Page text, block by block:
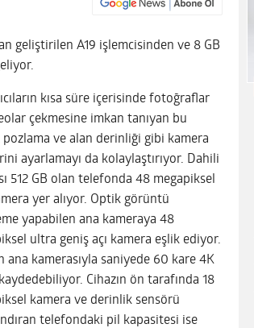
geliştirilen A19 işlemcisinden ve 8 GB
kısa süre içerisinde fotoğraflar
çekmesine imkan tanıyan bu
pozlama ve alan derinliği gibi kamera
ayarlamayı da kolaylaştırıyor. Dahili
512 GB olan telefonda 48 megapiksel
yer alıyor. Optik görüntü
yapabilen ana kameraya 48
ultra geniş açı kamera eşlik ediyor.
ana kamerasıyla saniyede 60 kare 4K
Cihazın ön tarafında 18
kamera ve derinlik sensörü
telefondaki pil kapasitesi ise